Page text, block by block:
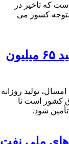
که تاخیر در
متوجه کشور می
آمادگی نفت و گاز شرق برای تولید ۶۵ میلیون
تولید روزانه
کشور است تا
شود.